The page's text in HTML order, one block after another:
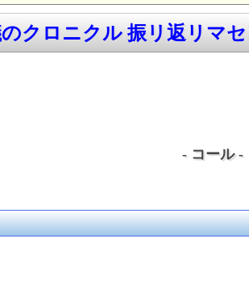
クロニクル 振リ返リマ
- コール -